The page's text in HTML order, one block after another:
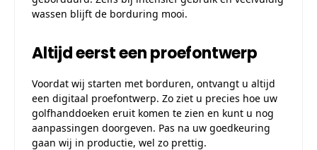
wassen blijft de borduring mooi.
Altijd eerst een proefontwerp
Voordat wij starten met borduren, ontvangt u altijd
een digitaal proefontwerp. Zo ziet u precies hoe uw
golfhanddoeken eruit komen te zien en kunt u nog
aanpassingen doorgeven. Pas na uw goedkeuring
gaan wij in productie, wel zo prettig.